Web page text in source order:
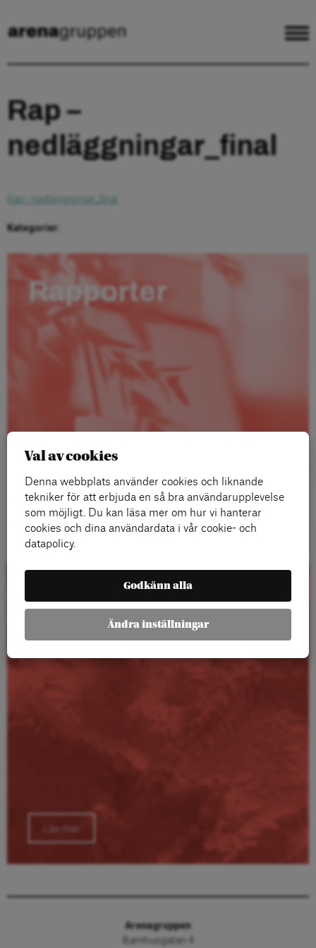
Rap –
nedläggningar_final
Rap - nedläggningar_final
Kategorier:
Rapporter
Läs mer
Kalender
Läs mer
Arenagruppen
Barnhusgatan 4
Val av cookies
Denna webbplats använder cookies och liknande
tekniker för att erbjuda en så bra användarupplevelse
som möjligt. Du kan läsa mer om hur vi hanterar
cookies och dina användardata i vår cookie- och
datapolicy.
Godkänn alla
Ändra inställningar